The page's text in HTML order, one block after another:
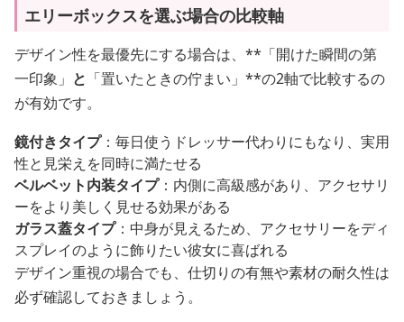
エリーボックスを選ぶ場合の比較軸
デザイン性を最優先にする場合は、**「開けた瞬間の第
一印象」 と 「置いたときの佇まい」**の2軸で比較するの
が有効です。
鏡付きタイプ：毎日使うドレッサー代わりにもなり、実用
性と見栄えを同時に満たせる
ベルベット内装タイプ：内側に高級感があり、アクセサリ
ーをより美しく見せる効果がある
ガラス蓋タイプ：中身が見えるため、アクセサリーをディ
スプレイのように飾りたい彼女に喜ばれる
デザイン重視の場合でも、仕切りの有無や素材の耐久性は
必ず確認しておきましょう。